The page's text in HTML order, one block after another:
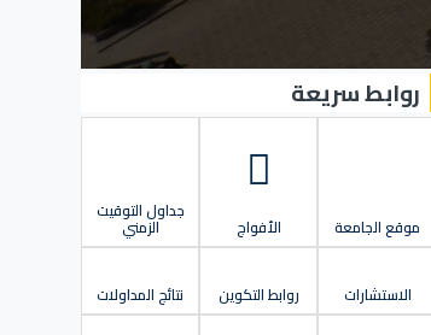
روابط سريعة
موقع الجامعة الأفواج
جداول التوقيت
الزمني
الاستشارات روابط التكوين نتائج المداولات